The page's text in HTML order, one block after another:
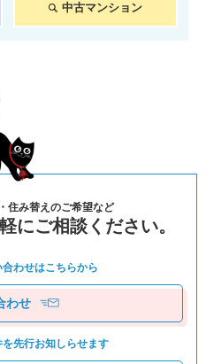
中古マンション
住み替えのご希望など
にご相談ください。
合わせはこちらから
わせ
を先⾏お知しらせます